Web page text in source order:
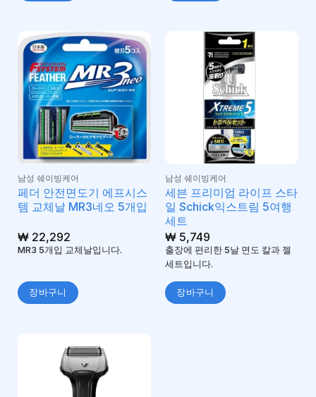
남성 쉐이빙케어
페더 안전면도기 에프시스
템 교체날 MR3네오 5개입
₩22,292
MR3 5개입 교체날입니다.
장바구니
남성 쉐이빙케어
세븐 프리미엄 라이프 스타
일 Schick익스트림 5여행
세트
₩5,749
출장에 편리한 5날 면도 칼과 젤
세트입니다.
장바구니